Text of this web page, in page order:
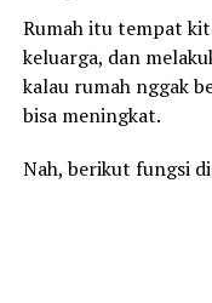
Rumah itu tempat
keluarga, dan
kalau rumah nggak
bisa meningkat.
Nah, berikut fungsi